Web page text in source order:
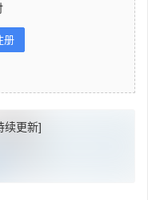
册
续更新]